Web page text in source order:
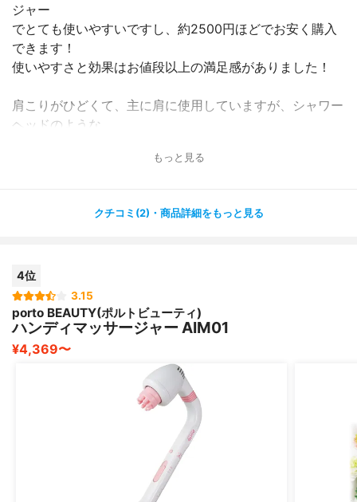
ジャー
でとても使いやすいですし、約2500円ほどでお安く購入
できます！
使いやすさと効果はお値段以上の満足感がありました！
肩こりがひどくて、主に肩に使用していますが、シャワー
ヘッドのような
振動のスピードも2種類から選べるので、コリ具合や気分
この価格でこのクオリティであれば大満足です！
毎日使用していると肩こりにとても効果があったので、
肩こりでお悩みの肩にはとてもおすすめです！
もっと見る
クチコミ(2)・商品詳細をもっと見る
4位
3.15
porto BEAUTY(ポルトビューティ)
ハンディマッサージャー AIM01
¥4,369〜